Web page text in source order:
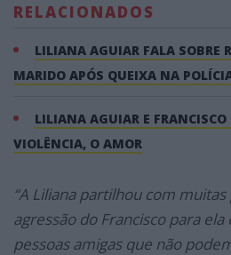
RELACIONADOS
LILIANA AGUIAR FALA SOBRE
MARIDO APÓS QUEIXA NA
LILIANA AGUIAR E
VIOLÊNCIA, O AMOR
“A Liliana partilhou com
agressão do Francisco para ela
pessoas amigas que não